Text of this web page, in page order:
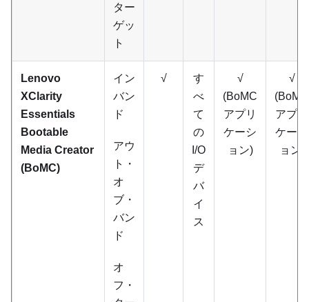
ター
ゲッ
ト
Lenovo
XClarity
Essentials
Bootable
Media Creator
(BoMC)
イン
バン
ド
アウ
ト・
オ
ブ・
バン
ド
オ
フ・
√
す
べ
て
の
I/O
デ
バ
イ
ス
√
(BoMC
アプリ
ケーシ
ョン)
√
(BoMC
アプリ
ケーシ
ョン)